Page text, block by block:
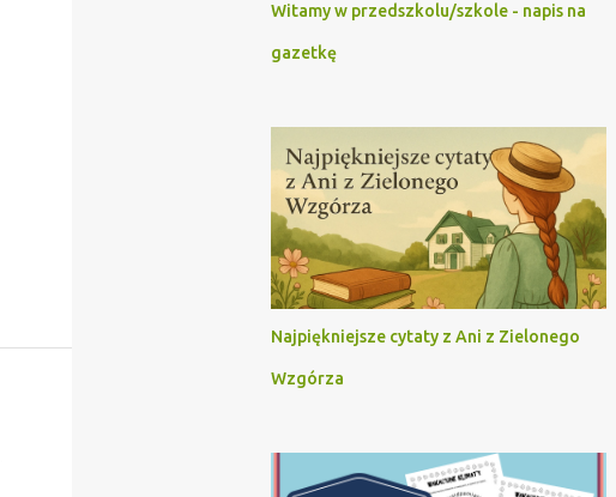
Witamy w przedszkolu/szkole - napis na
gazetkę
Najpiękniejsze cytaty z Ani z Zielonego
Wzgórza